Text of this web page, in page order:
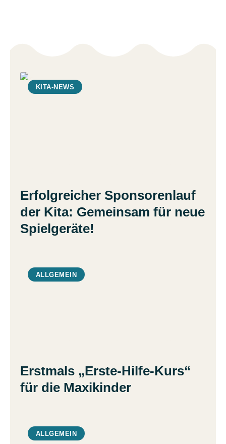
KITA-NEWS
Erfolgreicher Sponsorenlauf
der Kita: Gemeinsam für neue
Spielgeräte!
ALLGEMEIN
Erstmals „Erste-Hilfe-Kurs“
für die Maxikinder
ALLGEMEIN